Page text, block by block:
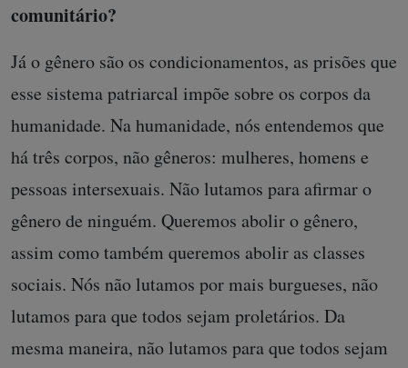
comunitário?
Já o gênero são os condicionamentos, as prisões que
esse sistema patriarcal impõe sobre os corpos da
humanidade. Na humanidade, nós entendemos que
há três corpos, não gêneros: mulheres, homens e
pessoas intersexuais. Não lutamos para afirmar o
gênero de ninguém. Queremos abolir o gênero,
assim como também queremos abolir as classes
sociais. Nós não lutamos por mais burgueses, não
lutamos para que todos sejam proletários. Da
mesma maneira, não lutamos para que todos sejam